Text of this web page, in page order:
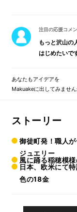
注目の応援コメ
もっと沢山の
はじめたいで
あなたもアイデアを
Makuakeに出してみません
ストーリー
御徒町発！職人
ジュエリー
風に踊る稲穂模
日本、欧米にて
色の18金